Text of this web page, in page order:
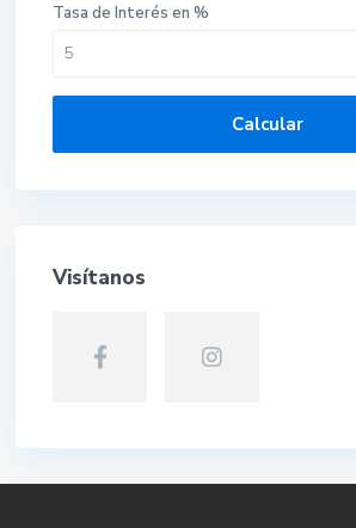
Tasa de Interés en %
Calcular
Visítanos